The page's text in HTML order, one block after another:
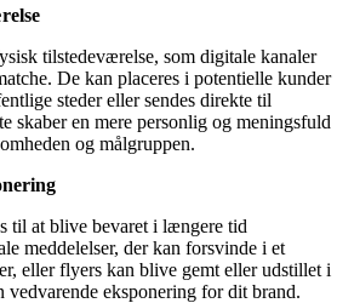
tilstedeværelse, som digitale kanaler
De kan placeres i potentielle kunder
steder eller sendes direkte til
skaber en mere personlig og meningsfuld
og målgruppen.
til at blive bevaret i længere tid
meddelelser, der kan forsvinde i et
eller flyers kan blive gemt eller udstillet i
eksponering for dit brand.